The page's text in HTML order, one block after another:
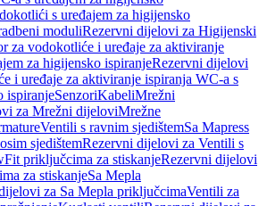
s uređajem za higijensko
moduliRezervni dijelovi za Higijenski
za vodokotliće i uređaje za aktiviranje
za higijensko ispiranjeRezervni dijelovi
i uređaje za aktiviranje ispiranja WC-a s
ispiranjeSenzoriKabeliMrežni
za Mrežni dijeloviMrežne
Ventili s ravnim sjedištemSa Mapress
sjedištemRezervni dijelovi za Ventili s
priključcima za stiskanjeRezervni dijelovi
za stiskanjeSa Mepla
za Sa Mepla priključcimaVentili za